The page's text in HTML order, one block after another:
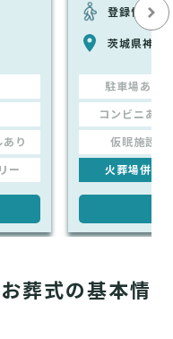
り
ー
登録情報な
茨城県神栖
駐車場あり
コンビニあり
仮眠施設
火葬場併設
葬式の基本情